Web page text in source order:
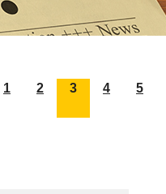
1 2 3 4 5